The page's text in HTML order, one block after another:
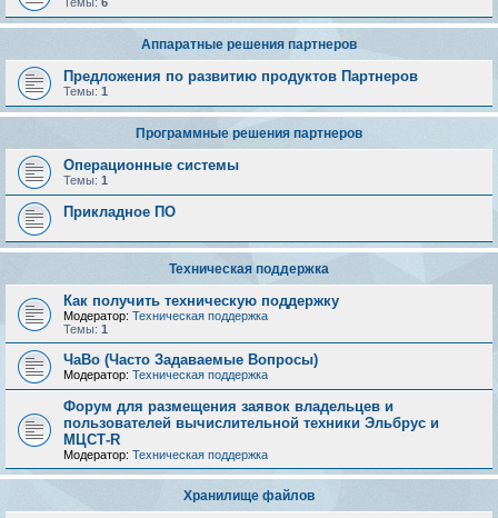
Аппаратные решения партнеров
Предложения по развитию продуктов Партнеров
Темы: 1
Программные решения партнеров
Операционные системы
Темы: 1
Прикладное ПО
Техническая поддержка
Как получить техническую поддержку
Модератор: Техническая поддержка
Темы: 1
ЧаВо (Часто Задаваемые Вопросы)
Модератор: Техническая поддержка
Форум для размещения заявок владельцев и
пользователей вычислительной техники Эльбрус и
МЦСТ-R
Модератор: Техническая поддержка
Хранилище файлов